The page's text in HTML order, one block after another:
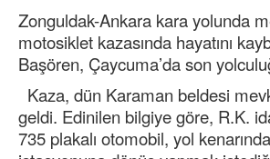
Zonguldak-Ankara kara yolunda
motosiklet kazasında hayatını
Başören, Çaycuma’da son
Kaza, dün Karaman beldesi
geldi. Edinilen bilgiye göre, R.K.
735 plakalı otomobil, yol